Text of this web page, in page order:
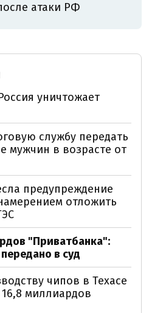
атаки РФ
уничтожает
службу передать
мужчин в возрасте от
предупреждение
отложить
"Приватбанка":
в суд
чипов в Техасе
16,8 миллиардов